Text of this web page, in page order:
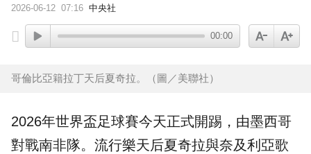
2026-06-12 07:16 中央社
00:00
哥倫比亞籍拉丁天后夏奇拉。（圖／美聯社）
2026年世界盃足球賽今天正式開踢，由墨西哥
對戰南非隊。流行樂天后夏奇拉與奈及利亞歌